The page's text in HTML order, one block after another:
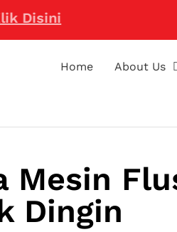
Home About Us
Mesin
Dingin